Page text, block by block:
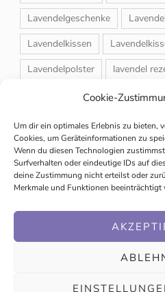
Cookie-
Um dir ein optimales Erlebnis zu bieten,
Cookies, um Geräteinformationen zu
Wenn du diesen Technologien
Surfverhalten oder eindeutige IDs auf
deine Zustimmung nicht erteilst oder
Merkmale und Funktionen beeinträchtigt
Lavendelgeschenke
Lavendelkissen
Lavendelpolster
lavendel
Lavendelrosmarin Creme
Lavendelsirup
Lavendelstrauß
Lavendeltiere
lavendel und
Magnet-Duftsackerl
Speiselavendel